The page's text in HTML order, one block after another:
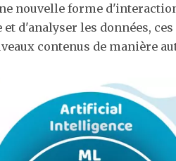
nouvelle forme
d'analyser les données,
contenus de manière